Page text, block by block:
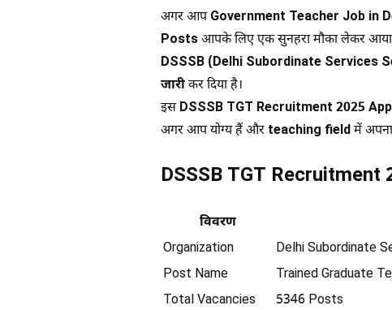
अगर आपGovernment Teacher Job in
Postsआपके लिए एक सुनहरा मौका लेकर आया
DSSSB (Delhi Subordinate Services
जारीकर दिया है।
इस DSSSB TGT Recruitment 2025
अगर आप योग्य हैं और teaching fieldमें
DSSSB TGT Recruitment
विवरण
Organization
Delhi Subordinate
Post Name
Trained Graduate
Total Vacancies
5346 Posts